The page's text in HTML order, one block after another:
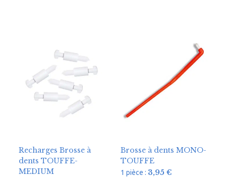
Recharges Brosse à
dents TOUFFE-
MEDIUM
Brosse à dents MONO-
TOUFFE
1 pièce : 3,95 €